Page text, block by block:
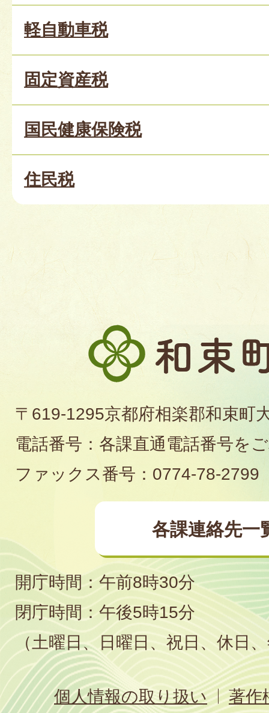
軽自動車税
固定資産税
国民健康保険税
住民税
和
束
役
場
〒619-1295京都府相楽郡和束町
電話番号：各課直通電話番号を
ファックス番号：0774-78-2799
各課連絡先一
開庁時間：午前8時30分
閉庁時間：午後5時15分
（土曜日、日曜日、祝日、休日
個人情報の取り扱い
著作